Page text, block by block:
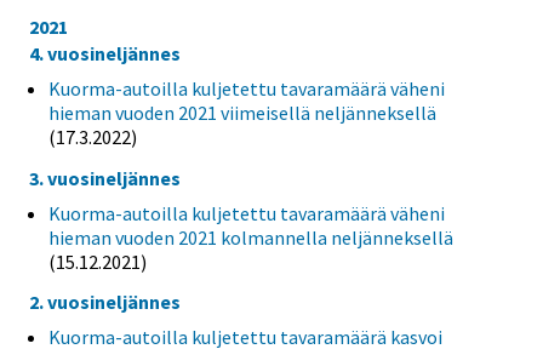
2021
4. vuosineljännes
Kuorma-autoilla kuljetettu tavaramäärä väheni
hieman vuoden 2021 viimeisellä neljänneksellä
(17.3.2022)
3. vuosineljännes
Kuorma-autoilla kuljetettu tavaramäärä väheni
hieman vuoden 2021 kolmannella neljänneksellä
(15.12.2021)
2. vuosineljännes
Kuorma-autoilla kuljetettu tavaramäärä kasvoi